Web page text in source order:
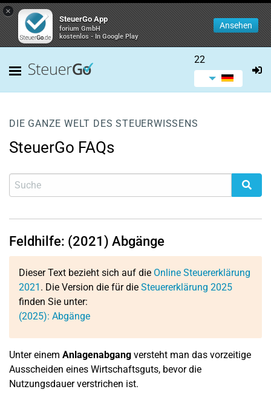
×
SteuerGo App
forium GmbH
kostenlos - In Google Play
Ansehen
22
DIE GANZE WELT DES STEUERWISSENS
SteuerGo FAQs
Feldhilfe: (2021) Abgänge
Dieser Text bezieht sich auf die Online Steuererklärung
2021 . Die Version die für die Steuererklärung 2025
finden Sie unter:
(2025): Abgänge
Unter einem Anlagenabgang versteht man das vorzeitige
Ausscheiden eines Wirtschaftsguts, bevor die
Nutzungsdauer verstrichen ist.